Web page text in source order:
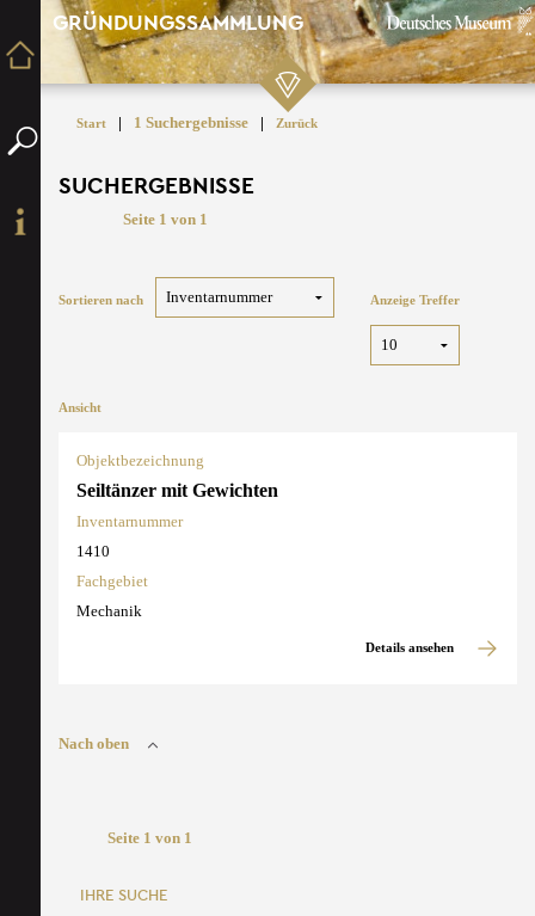
GRÜNDUNGSSAMMLUNG
Start | 1 Suchergebnisse | Zurück
SUCHERGEBNISSE
Seite 1 von 1
Sortieren nach Anzeige Treffer
Ansicht
Objektbezeichnung
Seiltänzer mit Gewichten
Inventarnummer
1410
Fachgebiet
Mechanik
Details ansehen
Nach oben
Seite 1 von 1
IHRE SUCHE